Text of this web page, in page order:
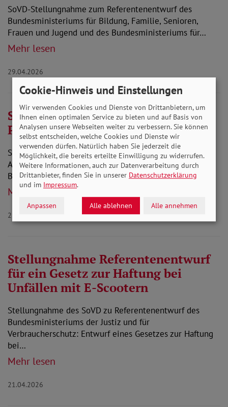
SoVD-Stellungnahme zum Referentenentwurf des
Bundesministeriums für Bildung, Familie, Senioren,
Frauen und Jugend und des Bundesministeriums für…
Mehr lesen
29.04.2026
Stellungnahme zur Anhörung zum
Patientenrechtegesetz
SoVD-Stellungnahme anlässlich der öffentlichen
Anhörung im Ausschuss für Gesundheit des Deutschen
Bundestages am 25. März 2026 zu der Vorlage: Antrag…
Mehr lesen
28.04.2026
Stellungnahme Referentenentwurf
für ein Gesetz zur Haftung bei
Unfällen mit E-Scootern
Stellungnahme des SoVD zu Referentenentwurf des
Bundesministeriums der Justiz und für
Verbraucherschutz: Entwurf eines Gesetzes zur Haftung
bei…
Mehr lesen
21.04.2026
Cookie-Hinweis und Einstellungen
Wir verwenden Cookies und Dienste von Drittanbietern, um
Ihnen einen optimalen Service zu bieten und auf Basis von
Analysen unsere Webseiten weiter zu verbessern. Sie können
selbst entscheiden, welche Cookies und Dienste wir
verwenden dürfen. Natürlich haben Sie jederzeit die
Möglichkeit, die bereits erteilte Einwilligung zu widerrufen.
Weitere Informationen, auch zur Datenverarbeitung durch
Drittanbieter, finden Sie in unserer Datenschutzerklärung
und im Impressum.
Anpassen Alle ablehnen Alle annehmen